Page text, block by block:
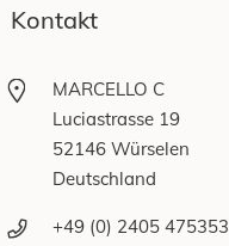
Kontakt
MARCELLO C
Luciastrasse 19
52146 Würselen
Deutschland
+49 (0) 2405 475353